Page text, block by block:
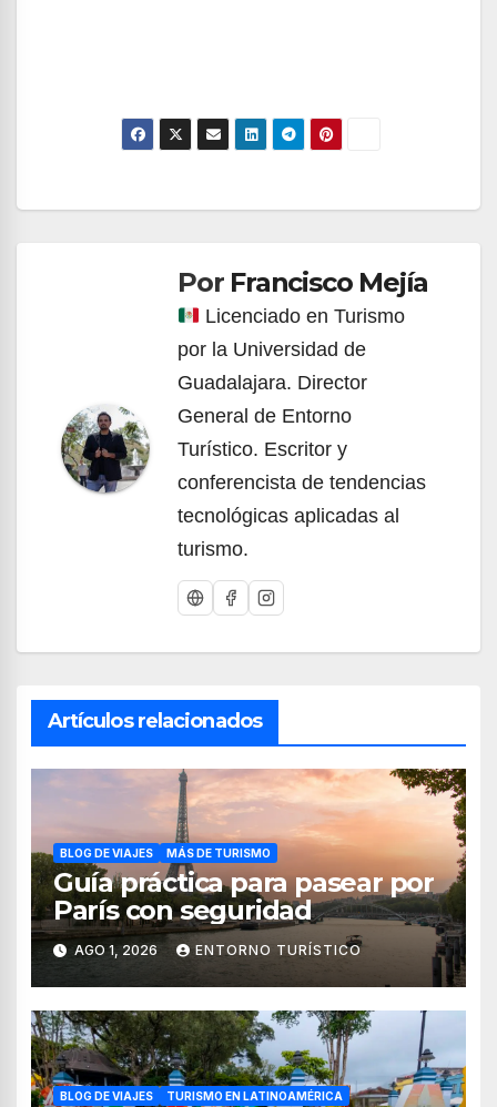
Navegación
entradasPor Francisco Mejía
Licenciado en Turismo
por la Universidad de
Guadalajara. Director
General de Entorno
Turístico. Escritor y
conferencista de tendencias
tecnológicas aplicadas al
turismo.
Artículos relacionados
BLOG DE VIAJES MÁS DE TURISMO
Guía práctica para pasear por
París con seguridad
AGO 1, 2026 ENTORNO TURÍSTICO
BLOG DE VIAJES TURISMO EN LATINOAMÉRICA